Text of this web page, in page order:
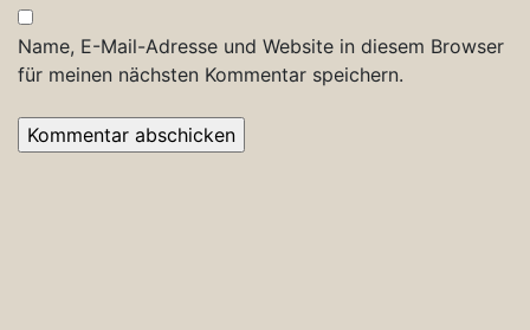
Name, E-Mail-Adresse und Website in diesem Browser
für meinen nächsten Kommentar speichern.